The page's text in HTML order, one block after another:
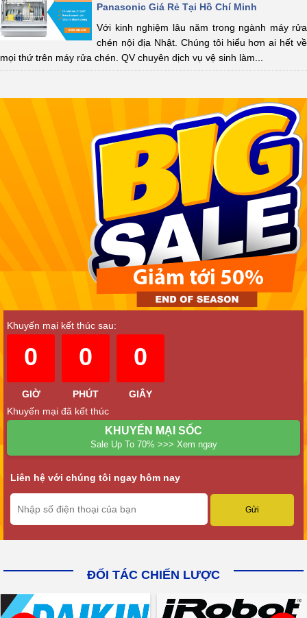
Panasonic Giá Rẻ Tại Hồ Chí Minh
Với kinh nghiệm lâu năm trong ngành máy rửa
chén nội địa Nhật. Chúng tôi hiểu hơn ai hết về
mọi thứ trên máy rửa chén. QV chuyên dịch vụ vệ sinh làm...
Khuyến mại kết thúc sau:
0
GIỜ
0
PHÚT
0
GIÂY
Khuyến mại đã kết thúc
KHUYẾN MẠI SỐC
Sale Up To 70% >>> Xem ngay
Liên hệ với chúng tôi ngay hôm nay
ĐỐI TÁC CHIẾN LƯỢC